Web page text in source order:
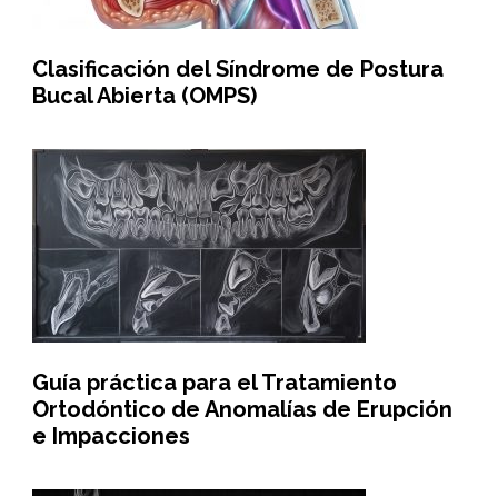
Clasificación del Síndrome de Postura
Bucal Abierta (OMPS)
Guía práctica para el Tratamiento
Ortodóntico de Anomalías de Erupción
e Impacciones